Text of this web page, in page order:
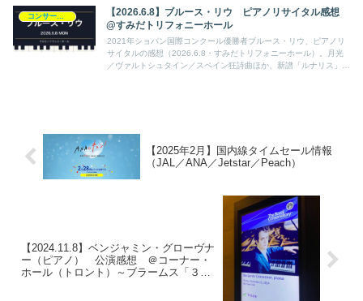
コンサート日記
【2026.6.8】ブルース・リウ ピアノリサイタル感想
@すみだトリフォニーホール
2021年ショパン国際コンクール優勝者ブルース・リウ、ピアノリ
サイタルの感想（2026.6.8・すみだトリフォニーホール）。月光
／ヴァルトシュタイン／スペイン狂詩曲ほか、新譜「ルナリス」と
【2025年2月】国内線タイムセール情報
（JAL／ANA／Jetstar／Peach）
【2024.11.8】ベンジャミン・グローヴナ
ー（ピアノ） 公演感想 ＠コーナー・
ホール（トロント）～ブラームス「３つ